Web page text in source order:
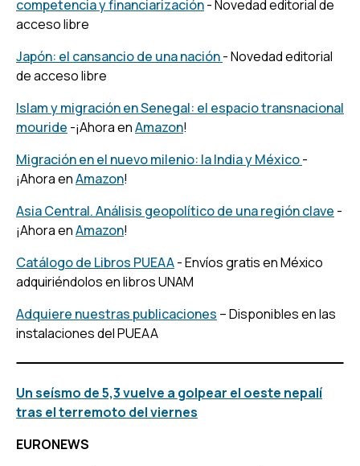
competencia y financiarización- Novedad editorial de
acceso libre
Japón: el cansancio de una nación- Novedad editorial
de acceso libre
Islam y migración en Senegal: el espacio transnacional
mouride -¡Ahora enAmazon!
Migración en el nuevo milenio: la India y México-
¡Ahora enAmazon!
Asia Central. Análisis geopolítico de una región clave -
¡Ahora enAmazon!
Catálogo de Libros PUEAA- Envíos gratis en México
adquiriéndolos en libros UNAM
Adquiere nuestras publicaciones – Disponibles en las
instalaciones del PUEAA
Un seísmo de 5,3 vuelve a golpear el oeste nepalí
tras el terremoto del viernes
EURONEWS